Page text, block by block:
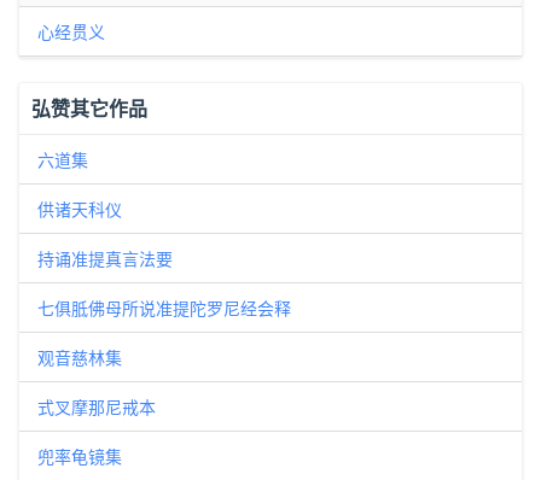
心经贯义
弘赞其它作品
六道集
供诸天科仪
持诵准提真言法要
七俱胝佛母所说准提陀罗尼经会释
观音慈林集
式叉摩那尼戒本
兜率龟镜集